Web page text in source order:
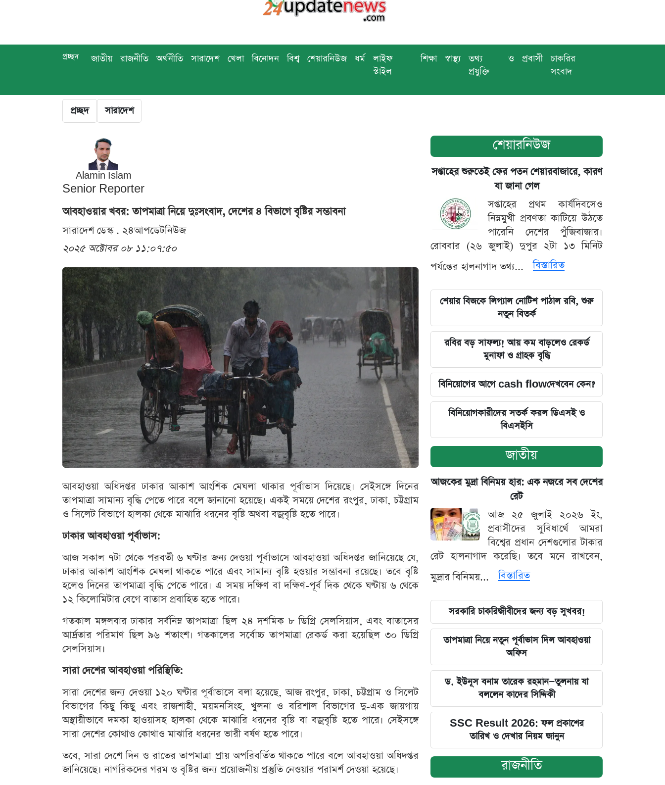
প্রচ্ছদ জাতীয় রাজনীতি অর্থনীতি সারাদেশ খেলা বিনোদন বিশ্ব শেয়ারনিউজ ধর্ম
লাইফ
স্টাইল
শিক্ষা স্বাস্থ্য
তথ্য ও
প্রযুক্তি
প্রবাসী
চাকরির
সংবাদ
প্রচ্ছদ সারাদেশ
Alamin Islam
Senior Reporter
আবহাওয়ার খবর: তাপমাত্রা নিয়ে দুঃসংবাদ, দেশের ৪ বিভাগে বৃষ্টির সম্ভাবনা
সারাদেশ ডেস্ক . ২৪আপডেটনিউজ
২০২৫ অক্টোবর ০৮ ১১:০৭:৫০
আবহাওয়া অধিদপ্তর ঢাকার আকাশ আংশিক মেঘলা থাকার পূর্বাভাস দিয়েছে। সেইসঙ্গে দিনের
তাপমাত্রা সামান্য বৃদ্ধি পেতে পারে বলে জানানো হয়েছে। একই সময়ে দেশের রংপুর, ঢাকা, চট্টগ্রাম
ও সিলেট বিভাগে হালকা থেকে মাঝারি ধরনের বৃষ্টি অথবা বজ্রবৃষ্টি হতে পারে।
ঢাকার আবহাওয়া পূর্বাভাস:
আজ সকাল ৭টা থেকে পরবর্তী ৬ ঘণ্টার জন্য দেওয়া পূর্বাভাসে আবহাওয়া অধিদপ্তর জানিয়েছে যে,
ঢাকার আকাশ আংশিক মেঘলা থাকতে পারে এবং সামান্য বৃষ্টি হওয়ার সম্ভাবনা রয়েছে। তবে বৃষ্টি
হলেও দিনের তাপমাত্রা বৃদ্ধি পেতে পারে। এ সময় দক্ষিণ বা দক্ষিণ-পূর্ব দিক থেকে ঘণ্টায় ৬ থেকে
১২ কিলোমিটার বেগে বাতাস প্রবাহিত হতে পারে।
গতকাল মঙ্গলবার ঢাকার সর্বনিম্ন তাপমাত্রা ছিল ২৪ দশমিক ৮ ডিগ্রি সেলসিয়াস, এবং বাতাসের
আর্দ্রতার পরিমাণ ছিল ৯৬ শতাংশ। গতকালের সর্বোচ্চ তাপমাত্রা রেকর্ড করা হয়েছিল ৩০ ডিগ্রি
সেলসিয়াস।
সারা দেশের আবহাওয়া পরিস্থিতি:
সারা দেশের জন্য দেওয়া ১২০ ঘণ্টার পূর্বাভাসে বলা হয়েছে, আজ রংপুর, ঢাকা, চট্টগ্রাম ও সিলেট
বিভাগের কিছু কিছু এবং রাজশাহী, ময়মনসিংহ, খুলনা ও বরিশাল বিভাগের দু-এক জায়গায়
অস্থায়ীভাবে দমকা হাওয়াসহ হালকা থেকে মাঝারি ধরনের বৃষ্টি বা বজ্রবৃষ্টি হতে পারে। সেইসঙ্গে
সারা দেশের কোথাও কোথাও মাঝারি ধরনের ভারী বর্ষণ হতে পারে।
তবে, সারা দেশে দিন ও রাতের তাপমাত্রা প্রায় অপরিবর্তিত থাকতে পারে বলে আবহাওয়া অধিদপ্তর
জানিয়েছে। নাগরিকদের গরম ও বৃষ্টির জন্য প্রয়োজনীয় প্রস্তুতি নেওয়ার পরামর্শ দেওয়া হয়েছে।
শেয়ারনিউজ
সপ্তাহের শুরুতেই ফের পতন শেয়ারবাজারে, কারণ
যা জানা গেল
সপ্তাহের প্রথম কার্যদিবসেও
নিম্নমুখী প্রবণতা কাটিয়ে উঠতে
পারেনি দেশের পুঁজিবাজার।
রোববার (২৬ জুলাই) দুপুর ২টা ১৩ মিনিট
পর্যন্তের হালনাগাদ তথ্য...
বিস্তারিত
শেয়ার বিজকে লিগ্যাল নোটিশ পাঠাল রবি, শুরু
নতুন বিতর্ক
রবির বড় সাফল্য! আয় কম বাড়লেও রেকর্ড
মুনাফা ও গ্রাহক বৃদ্ধি
বিনিয়োগের আগে cash flowদেখবেন কেন?
বিনিয়োগকারীদের সতর্ক করল ডিএসই ও
বিএসইসি
জাতীয়
আজকের মুদ্রা বিনিময় হার: এক নজরে সব দেশের
রেট
আজ ২৫ জুলাই ২০২৬ ইং,
প্রবাসীদের সুবিধার্থে আমরা
বিশ্বের প্রধান দেশগুলোর টাকার
রেট হালনাগাদ করেছি। তবে মনে রাখবেন,
মুদ্রার বিনিময়...
বিস্তারিত
সরকারি চাকরিজীবীদের জন্য বড় সুখবর!
তাপমাত্রা নিয়ে নতুন পূর্বাভাস দিল আবহাওয়া
অফিস
ড. ইউনূস বনাম তারেক রহমান—তুলনায় যা
বললেন কাদের সিদ্দিকী
SSC Result 2026: ফল প্রকাশের
তারিখ ও দেখার নিয়ম জানুন
রাজনীতি